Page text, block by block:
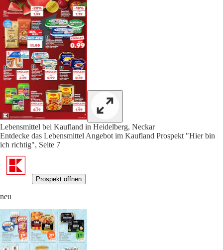
Lebensmittel bei Kaufland in Heidelberg, Neckar
Entdecke das Lebensmittel Angebot im Kaufland Prospekt "Hier bin
ich richtig", Seite 7
Prospekt öffnen
neu